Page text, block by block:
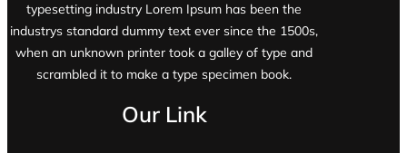
typesetting industry Lorem Ipsum has been the
industrys standard dummy text ever since the 1500s,
when an unknown printer took a galley of type and
scrambled it to make a type specimen book.
Our Link